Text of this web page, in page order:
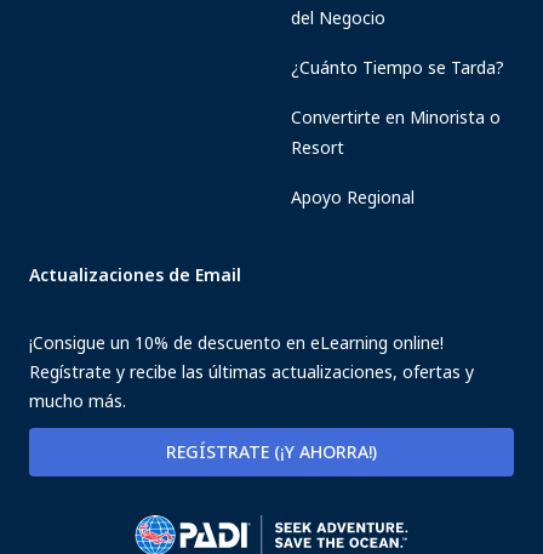
del Negocio
¿Cuánto Tiempo se Tarda?
Convertirte en Minorista o
Resort
Apoyo Regional
Actualizaciones de Email
¡Consigue un 10% de descuento en eLearning online!
Regístrate y recibe las últimas actualizaciones, ofertas y
mucho más.
REGÍSTRATE (¡Y AHORRA!)